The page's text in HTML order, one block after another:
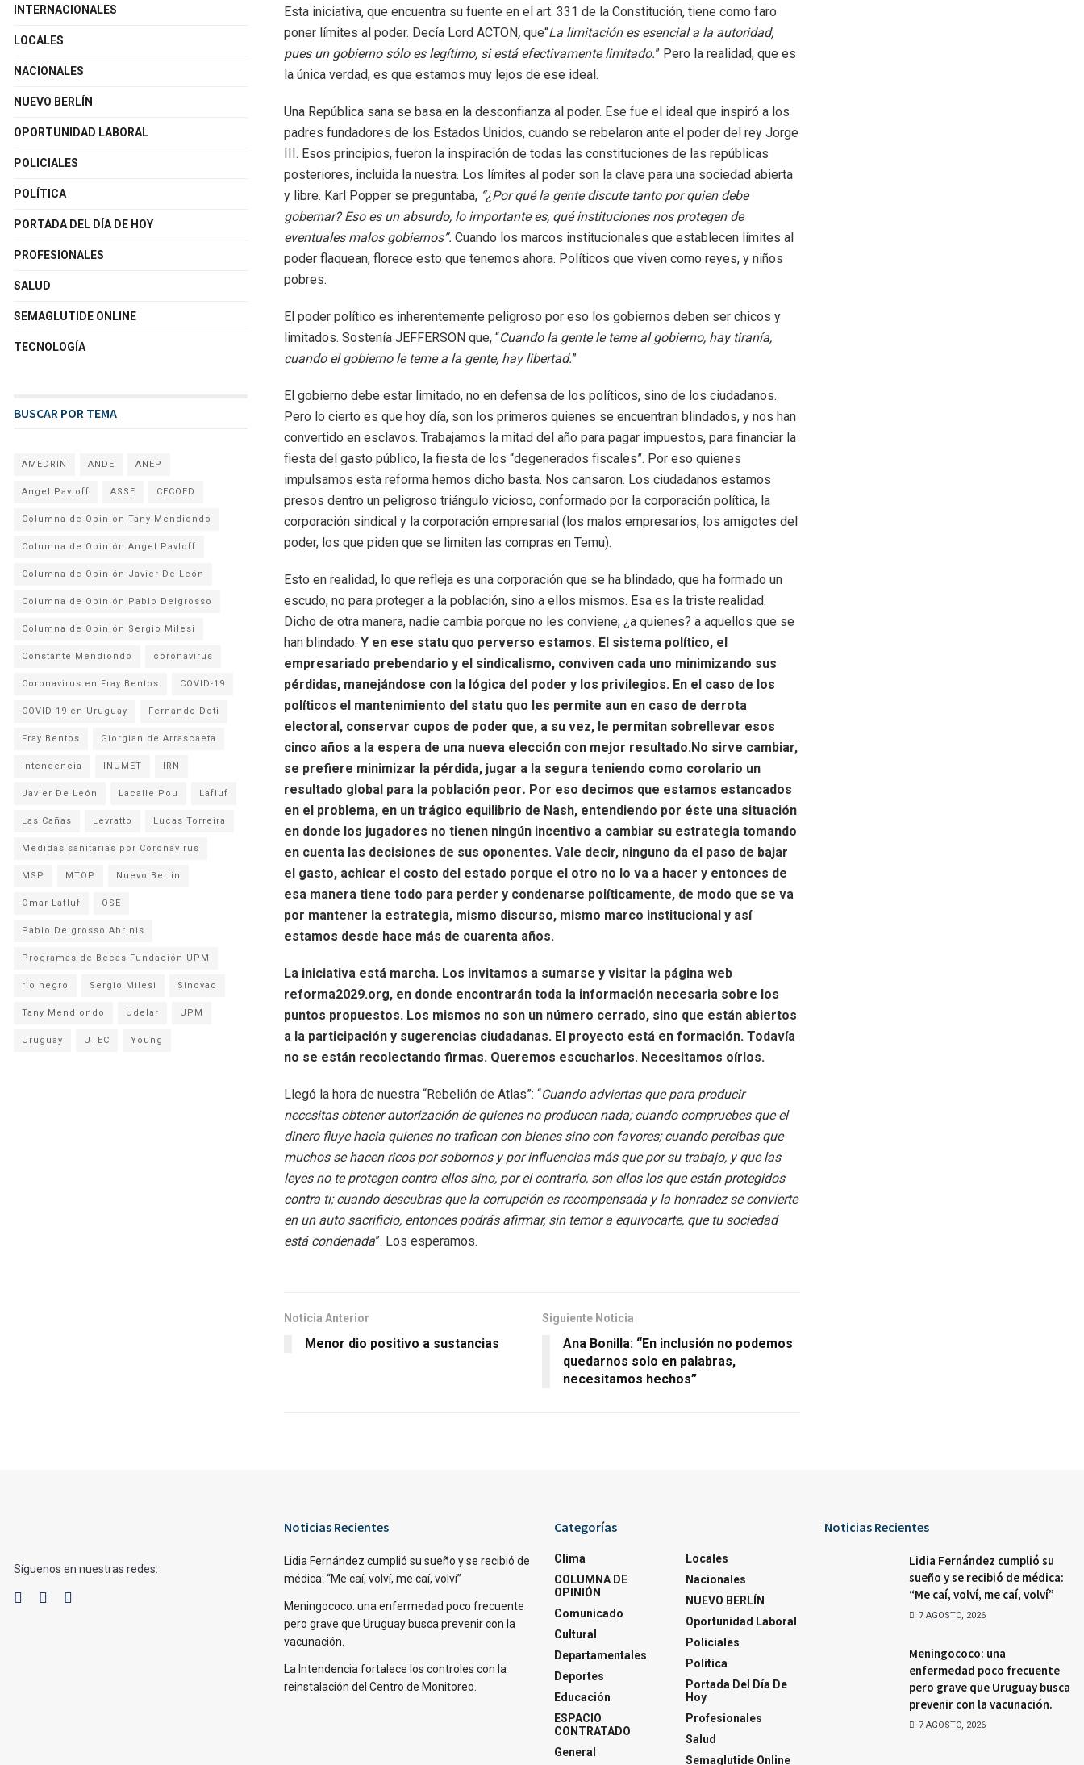
Esta iniciativa, que encuentra su fuente en el art. 331 de la Constitución, tiene como faro
poner límites al poder. Decía Lord ACTON, que“La limitación es esencial a la autoridad,
pues un gobierno sólo es legítimo, si está efectivamente limitado.” Pero la realidad, que es
la única verdad, es que estamos muy lejos de ese ideal.
Una República sana se basa en la desconfianza al poder. Ese fue el ideal que inspiró a los
padres fundadores de los Estados Unidos, cuando se rebelaron ante el poder del rey Jorge
III. Esos principios, fueron la inspiración de todas las constituciones de las repúblicas
posteriores, incluida la nuestra. Los límites al poder son la clave para una sociedad abierta
y libre. Karl Popper se preguntaba, “¿Por qué la gente discute tanto por quien debe
gobernar? Eso es un absurdo, lo importante es, qué instituciones nos protegen de
eventuales malos gobiernos”. Cuando los marcos institucionales que establecen límites al
poder flaquean, florece esto que tenemos ahora. Políticos que viven como reyes, y niños
pobres.
El poder político es inherentemente peligroso por eso los gobiernos deben ser chicos y
limitados. Sostenía JEFFERSON que, “Cuando la gente le teme al gobierno, hay tiranía,
cuando el gobierno le teme a la gente, hay libertad.”
El gobierno debe estar limitado, no en defensa de los políticos, sino de los ciudadanos.
Pero lo cierto es que hoy día, son los primeros quienes se encuentran blindados, y nos han
convertido en esclavos. Trabajamos la mitad del año para pagar impuestos, para financiar la
fiesta del gasto público, la fiesta de los “degenerados fiscales”. Por eso quienes
impulsamos esta reforma hemos dicho basta. Nos cansaron. Los ciudadanos estamos
presos dentro un peligroso triángulo vicioso, conformado por la corporación política, la
corporación sindical y la corporación empresarial (los malos empresarios, los amigotes del
poder, los que piden que se limiten las compras en Temu).
Esto en realidad, lo que refleja es una corporación que se ha blindado, que ha formado un
escudo, no para proteger a la población, sino a ellos mismos. Esa es la triste realidad.
Dicho de otra manera, nadie cambia porque no les conviene, ¿a quienes? a aquellos que se
han blindado. Y en ese statu quo perverso estamos. El sistema político, el
empresariado prebendario y el sindicalismo, conviven cada uno minimizando sus
pérdidas, manejándose con la lógica del poder y los privilegios. En el caso de los
políticos el mantenimiento del statu quo les permite aun en caso de derrota
electoral, conservar cupos de poder que, a su vez, le permitan sobrellevar esos
cinco años a la espera de una nueva elección con mejor resultado.No sirve cambiar,
se prefiere minimizar la pérdida, jugar a la segura teniendo como corolario un
resultado global para la población peor. Por eso decimos que estamos estancados
en el problema, en un trágico equilibrio de Nash, entendiendo por éste una situación
en donde los jugadores no tienen ningún incentivo a cambiar su estrategia tomando
en cuenta las decisiones de sus oponentes. Vale decir, ninguno da el paso de bajar
el gasto, achicar el costo del estado porque el otro no lo va a hacer y entonces de
esa manera tiene todo para perder y condenarse políticamente, de modo que se va
por mantener la estrategia, mismo discurso, mismo marco institucional y así
estamos desde hace más de cuarenta años.
La iniciativa está marcha. Los invitamos a sumarse y visitar la página web
reforma2029.org, en donde encontrarán toda la información necesaria sobre los
puntos propuestos. Los mismos no son un número cerrado, sino que están abiertos
a la participación y sugerencias ciudadanas. El proyecto está en formación. Todavía
no se están recolectando firmas. Queremos escucharlos. Necesitamos oírlos.
Llegó la hora de nuestra “Rebelión de Atlas”: “Cuando adviertas que para producir
necesitas obtener autorización de quienes no producen nada; cuando compruebes que el
dinero fluye hacia quienes no trafican con bienes sino con favores; cuando percibas que
muchos se hacen ricos por sobornos y por influencias más que por su trabajo, y que las
leyes no te protegen contra ellos sino, por el contrario, son ellos los que están protegidos
contra ti; cuando descubras que la corrupción es recompensada y la honradez se convierte
en un auto sacrificio, entonces podrás afirmar, sin temor a equivocarte, que tu sociedad
está condenada”. Los esperamos.
Noticia Anterior
Menor dio positivo a sustancias
Siguiente Noticia
Ana Bonilla: “En inclusión no podemos
quedarnos solo en palabras,
necesitamos hechos”
INTERNACIONALES
LOCALES
NACIONALES
NUEVO BERLÍN
OPORTUNIDAD LABORAL
POLICIALES
POLÍTICA
PORTADA DEL DÍA DE HOY
PROFESIONALES
SALUD
SEMAGLUTIDE ONLINE
TECNOLOGÍA
BUSCAR POR TEMA
AMEDRIN ANDE ANEP
Angel Pavloff ASSE CECOED
Columna de Opinion Tany Mendiondo
Columna de Opinión Angel Pavloff
Columna de Opinión Javier De León
Columna de Opinión Pablo Delgrosso
Columna de Opinión Sergio Milesi
Constante Mendiondo coronavirus
Coronavirus en Fray Bentos COVID-19
COVID-19 en Uruguay Fernando Doti
Fray Bentos Giorgian de Arrascaeta
Intendencia INUMET IRN
Javier De León Lacalle Pou Lafluf
Las Cañas Levratto Lucas Torreira
Medidas sanitarias por Coronavirus
MSP MTOP Nuevo Berlin
Omar Lafluf OSE
Pablo Delgrosso Abrinis
Programas de Becas Fundación UPM
rio negro Sergio Milesi Sinovac
Tany Mendiondo Udelar UPM
Uruguay UTEC Young
Síguenos en nuestras redes:
Noticias Recientes
Lidia Fernández cumplió su sueño y se recibió de
médica: “Me caí, volví, me caí, volví”
Meningococo: una enfermedad poco frecuente
pero grave que Uruguay busca prevenir con la
vacunación.
La Intendencia fortalece los controles con la
reinstalación del Centro de Monitoreo.
Categorías
Clima
COLUMNA DE
OPINIÓN
Comunicado
Cultural
Departamentales
Deportes
Educación
ESPACIO
CONTRATADO
General
Locales
Nacionales
NUEVO BERLÍN
Oportunidad Laboral
Policiales
Política
Portada Del Día De
Hoy
Profesionales
Salud
Semaglutide Online
Noticias Recientes
Lidia Fernández cumplió su
sueño y se recibió de médica:
“Me caí, volví, me caí, volví”
7 AGOSTO, 2026
Meningococo: una
enfermedad poco frecuente
pero grave que Uruguay busca
prevenir con la vacunación.
7 AGOSTO, 2026